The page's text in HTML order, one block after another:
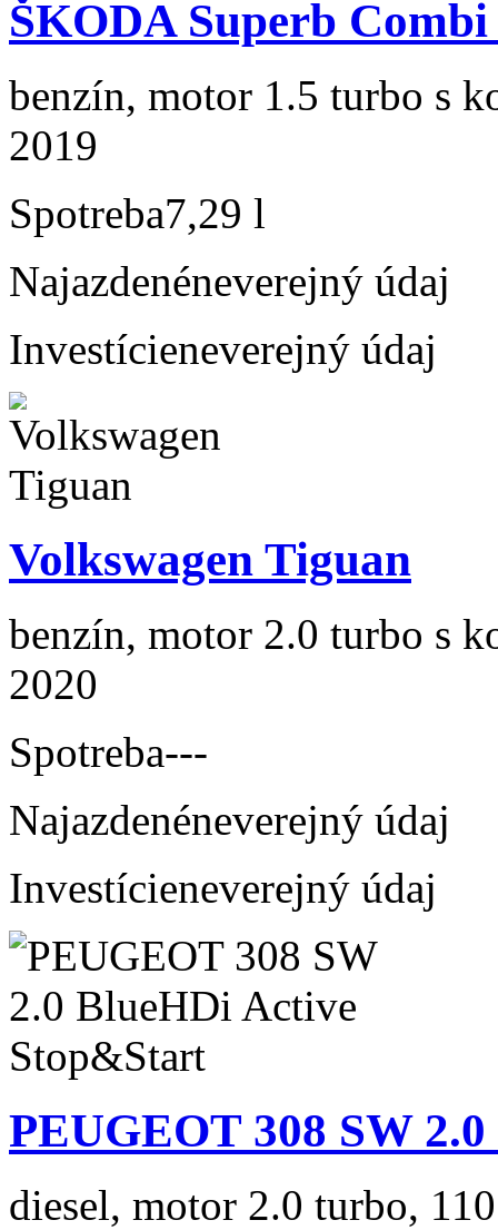
ŠKODA Superb
benzín, motor 1.5 turbo s
2019
Spotreba7,29 l
Najazdenéneverejný údaj
Investícieneverejný údaj
Volkswagen Tiguan
benzín, motor 2.0 turbo s
2020
Spotreba---
Najazdenéneverejný údaj
Investícieneverejný údaj
PEUGEOT 308 SW
diesel, motor 2.0 turbo,